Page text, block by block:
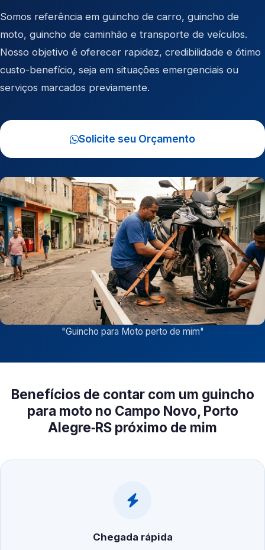
Somos referência em guincho de carro, guincho de
moto, guincho de caminhão e transporte de veículos.
Nosso objetivo é oferecer rapidez, credibilidade e ótimo
custo-benefício, seja em situações emergenciais ou
serviços marcados previamente.
Solicite seu Orçamento
"Guincho para Moto perto de mim"
Benefícios de contar com um guincho
para moto no Campo Novo, Porto
Alegre‑RS próximo de mim
Chegada rápida